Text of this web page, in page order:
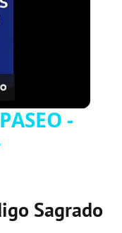
-
Sagrado